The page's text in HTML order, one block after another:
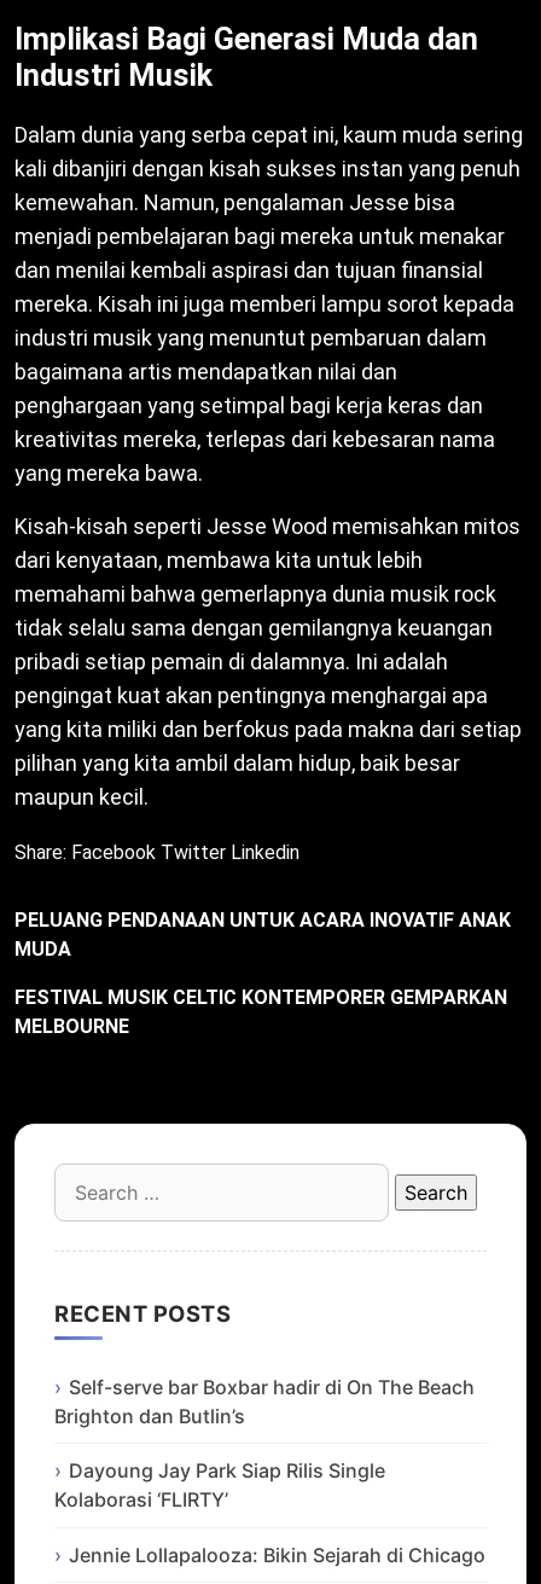
Implikasi Bagi Generasi Muda dan
Industri Musik
Dalam dunia yang serba cepat ini, kaum muda sering
kali dibanjiri dengan kisah sukses instan yang penuh
kemewahan. Namun, pengalaman Jesse bisa
menjadi pembelajaran bagi mereka untuk menakar
dan menilai kembali aspirasi dan tujuan finansial
mereka. Kisah ini juga memberi lampu sorot kepada
industri musik yang menuntut pembaruan dalam
bagaimana artis mendapatkan nilai dan
penghargaan yang setimpal bagi kerja keras dan
kreativitas mereka, terlepas dari kebesaran nama
yang mereka bawa.
Kisah-kisah seperti Jesse Wood memisahkan mitos
dari kenyataan, membawa kita untuk lebih
memahami bahwa gemerlapnya dunia musik rock
tidak selalu sama dengan gemilangnya keuangan
pribadi setiap pemain di dalamnya. Ini adalah
pengingat kuat akan pentingnya menghargai apa
yang kita miliki dan berfokus pada makna dari setiap
pilihan yang kita ambil dalam hidup, baik besar
maupun kecil.
Share: Facebook Twitter Linkedin
PELUANG PENDANAAN UNTUK ACARA INOVATIF ANAK
MUDA
FESTIVAL MUSIK CELTIC KONTEMPORER GEMPARKAN
MELBOURNE
Search
for:
RECENT POSTS
Self-serve bar Boxbar hadir di On The Beach
Brighton dan Butlin’s
Dayoung Jay Park Siap Rilis Single
Kolaborasi ‘FLIRTY’
Jennie Lollapalooza: Bikin Sejarah di Chicago